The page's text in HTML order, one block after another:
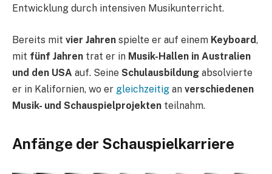
Entwicklung durch intensiven Musikunterricht.
Bereits mit vier Jahren spielte er auf einem Keyboard,
mit fünf Jahren trat er in Musik-Hallen in Australien
und den USA auf. Seine Schulausbildung absolvierte
er in Kalifornien, wo er gleichzeitig an verschiedenen
Musik- und Schauspielprojekten teilnahm.
Anfänge der Schauspielkarriere